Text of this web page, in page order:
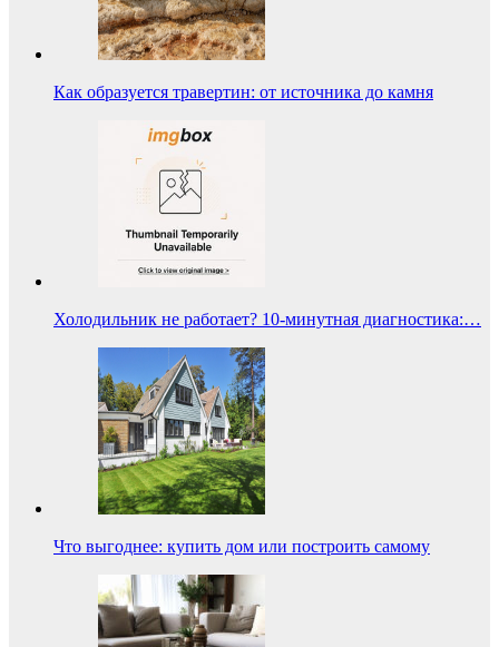
Как образуется травертин: от источника до камня
Холодильник не работает? 10-минутная диагностика:…
Что выгоднее: купить дом или построить самому